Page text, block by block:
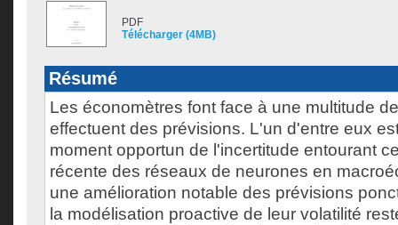
PDF
Télécharger (4MB)
Résumé
Les économètres font face à une multitude
effectuent des prévisions. L'un d'entre eux
moment opportun de l'incertitude entourant
récente des réseaux de neurones en
une amélioration notable des prévisions
la modélisation proactive de leur volatilité